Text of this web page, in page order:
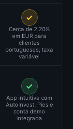
✓
Cerca de 2,20%
em EUR para
clientes
portugueses; taxa
variável
✓
App intuitiva com
AutoInvest, Pies e
conta demo
integrada